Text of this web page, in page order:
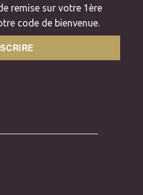
remise sur votre 1ère
code de bienvenue.